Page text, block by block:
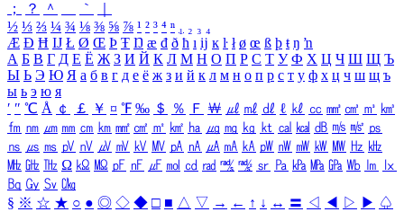
；
？ ＾ ｀
½ ⅓ ⅔ ¼ ¾ ⅛ ⅜ ⅝ ⅞ ¹ ² ³ ⁴ ⁿ ₁ ₂ ₃ ₄
Æ Ð Ħ Ĳ Ł Ø Œ Þ Ŧ Ŋ æ đ ð ħ ı ĳ ĸ ŀ ł ø œ ß þ ŧ ŋ ŉ
А Б В Г Д Е Ё Ж З И Й К Л М Н О П Р С Т У Ф Х Ц Ч Ш Щ Ъ
Ы Ь Э Ю Я а б в г д е ё ж з и й к л м н о п р с т у ф х ц ч ш щ ъ
ы ь э ю я
′ ″ ℃ Å ￠ ￡ ￥ ¤ ℉ ‰ ＄ ％ Ｆ ￦ ㎕ ㎖ ㎗ ℓ ㎘ ㏄ ㎣ ㎤ ㎥ ㎦
㎙ ㎚ ㎛ ㎜ ㎝ ㎞ ㎟ ㎠ ㎡ ㎢ ㏊ ㎍ ㎎ ㎏ ㏏ ㎈ ㎉ ㏈ ㎧ ㎨ ㎰
㎱ ㎲ ㎳ ㎴ ㎵ ㎶ ㎷ ㎸ ㎹ ㎀ ㎁ ㎂ ㎃ ㎄ ㎺ ㎻ ㎽ ㎾ ㎿ ㎐ ㎑
㎒ ㎓ ㎔ Ω ㏀ ㏁ ㎊ ㎋ ㎌ ㏖ ㏅ ㎭ ㎮ ㎯ ㏛ ㎩ ㎪ ㎫ ㎬ ㏝ ㏐
㏓
㏃ ㏉ ㏜ ㏆
§ ※ ☆ ★ ○ ● ◎ ◇ ◆ □ ■ △ ▽ → ← ↑ ↓ ↔ 〓 ◁ ◀ ▷ ▶ ♤